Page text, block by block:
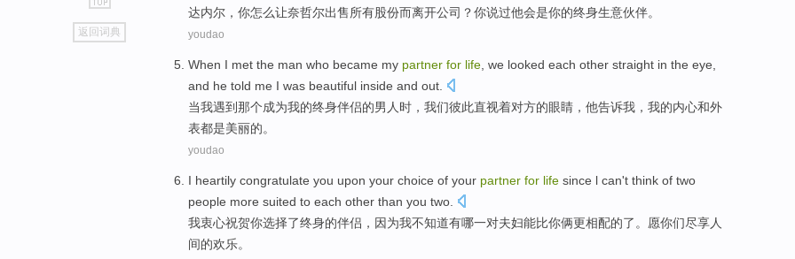
go
top
返回词典
达内尔 ， 你怎么让奈哲尔出售所有股份而离开公司 ？你说过他会是你的终身生意伙伴。
youdao
When I met the man who became my partner for life we looked each other straight in the eye
and he told me I was beautiful inside and out.
当我遇到那个成为我的终身伴侣的男人时， 我们彼此直视着对方的眼睛 ， 他告诉我 ，我的内心和外
表都是美丽的。
youdao
I heartily congratulate you upon your choice of your partner for life since l can't think of two
people more suited to each other than you two
我衷心祝贺你选择了终身的伴侣 ， 因为我不知道有哪一对夫妇能比你俩更相配的了。 愿你们尽享人
间的欢乐。